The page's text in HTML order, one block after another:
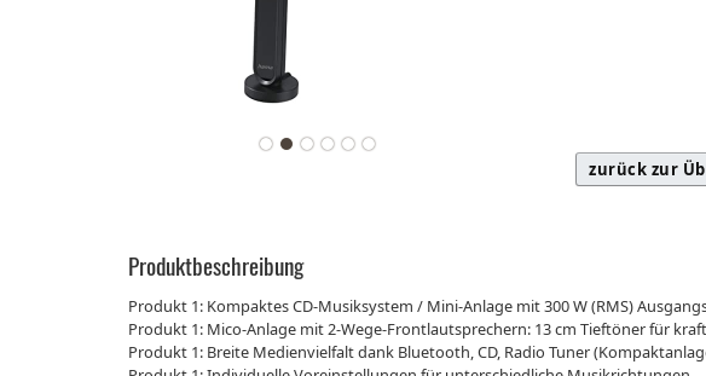
zurück zur
Produktbeschreibung
Produkt 1: Kompaktes CD-Musiksystem / Mini-Anlage mit 300 W (RMS)
Produkt 1: Mico-Anlage mit 2-Wege-Frontlautsprechern: 13 cm Tieftöner für
Produkt 1: Breite Medienvielfalt dank Bluetooth, CD, Radio Tuner